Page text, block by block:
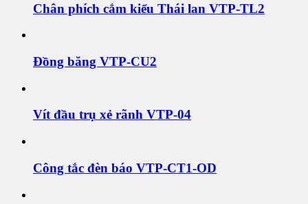
Chân phích cắm kiểu Thái lan VTP-TL2
Đồng băng VTP-CU2
Vít đầu trụ xẻ rãnh VTP-04
Công tắc đèn báo VTP-CT1-OD